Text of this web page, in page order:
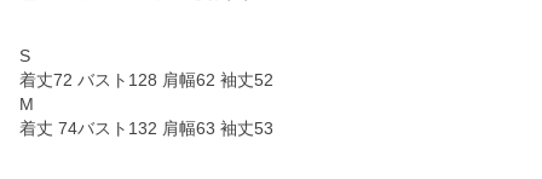
S
着丈72 バスト128 肩幅62 袖丈52
M
着丈 74バスト132 肩幅63 袖丈53